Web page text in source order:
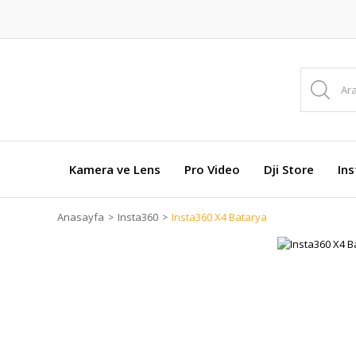
Kamera ve Lens Pro Video Dji Store
Anasayfa Insta360 Insta360 X4 Batarya